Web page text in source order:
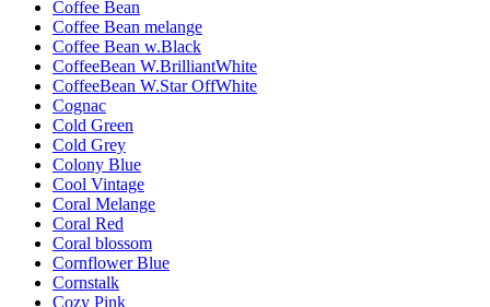
Coffee Bean
Coffee Bean melange
Coffee Bean w.Black
CoffeeBean W.BrilliantWhite
CoffeeBean W.Star OffWhite
Cognac
Cold Green
Cold Grey
Colony Blue
Cool Vintage
Coral Melange
Coral Red
Coral blossom
Cornflower Blue
Cornstalk
Cozy Pink